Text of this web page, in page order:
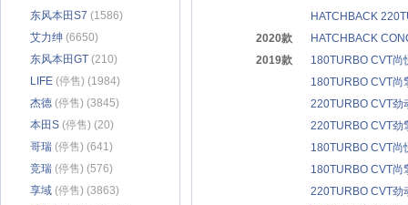
东风本田S7 (1586)
艾力绅 (6650)
东风本田GT (210)
LIFE (停售) (1984)
杰德 (停售) (3845)
本田S (停售) (20)
哥瑞 (停售) (641)
竞瑞 (停售) (576)
享域 (停售) (3863)
HATCHBACK
2020款
HATCHBACK
2019款
180TURBO CVT尚
180TURBO CVT尚
220TURBO CVT劲
220TURBO CVT劲
180TURBO CVT尚
180TURBO CVT尚
220TURBO CVT劲